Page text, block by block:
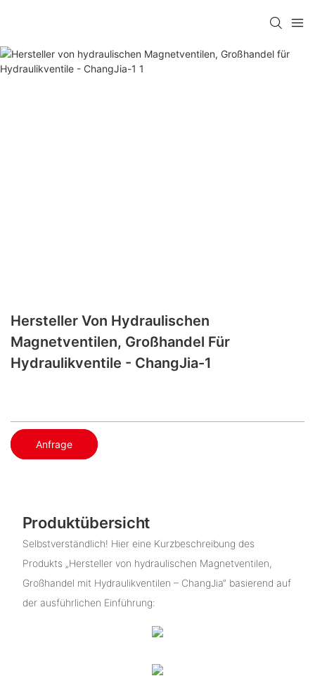
Hersteller Von Hydraulischen
Magnetventilen, Großhandel Für
Hydraulikventile - ChangJia-1
Anfrage
Produktübersicht
Selbstverständlich! Hier eine Kurzbeschreibung des
Produkts „Hersteller von hydraulischen Magnetventilen,
Großhandel mit Hydraulikventilen – ChangJia“ basierend auf
der ausführlichen Einführung: